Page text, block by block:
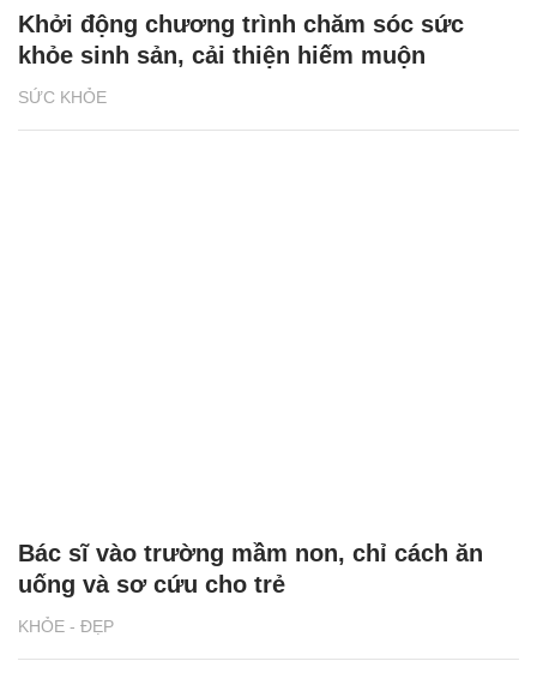
SỨC KHỎE
Khởi động chương trình chăm sóc sức
khỏe sinh sản, cải thiện hiếm muộn
KHỎE - ĐẸP
Bác sĩ vào trường mầm non, chỉ cách ăn
uống và sơ cứu cho trẻ